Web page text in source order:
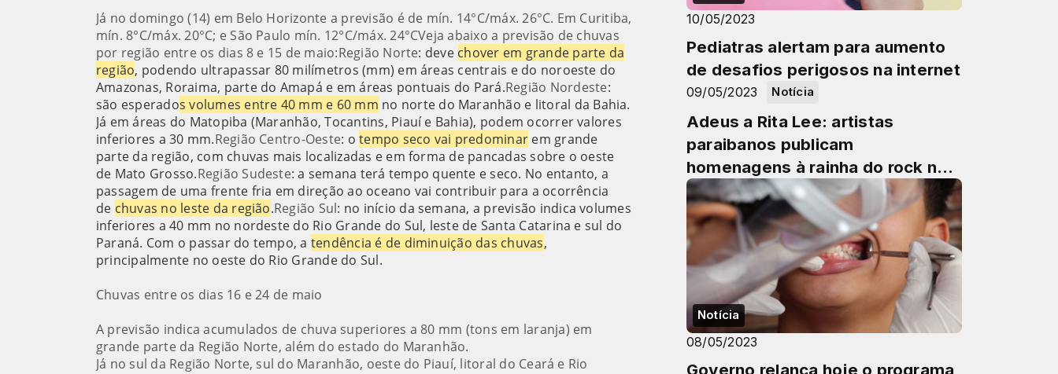
Já no domingo (14) em Belo Horizonte a previsão é de mín. 14°C/máx. 26°C. Em Curitiba,
mín. 8°C/máx. 20°C; e São Paulo mín. 12°C/máx. 24°CVeja abaixo a previsão de chuvas
por região entre os dias 8 e 15 de maio:Região Norte: deve chover em grande parte da
região, podendo ultrapassar 80 milímetros (mm) em áreas centrais e do noroeste do
Amazonas, Roraima, parte do Amapá e em áreas pontuais do Pará.Região Nordeste:
são esperados volumes entre 40 mm e 60 mm no norte do Maranhão e litoral da Bahia.
Já em áreas do Matopiba (Maranhão, Tocantins, Piauí e Bahia), podem ocorrer valores
inferiores a 30 mm.Região Centro-Oeste: o tempo seco vai predominar em grande
parte da região, com chuvas mais localizadas e em forma de pancadas sobre o oeste
de Mato Grosso.Região Sudeste: a semana terá tempo quente e seco. No entanto, a
passagem de uma frente fria em direção ao oceano vai contribuir para a ocorrência
de chuvas no leste da região.Região Sul: no início da semana, a previsão indica volumes
inferiores a 40 mm no nordeste do Rio Grande do Sul, leste de Santa Catarina e sul do
Paraná. Com o passar do tempo, a tendência é de diminuição das chuvas,
principalmente no oeste do Rio Grande do Sul.
Chuvas entre os dias 16 e 24 de maio
A previsão indica acumulados de chuva superiores a 80 mm (tons em laranja) em
grande parte da Região Norte, além do estado do Maranhão.
Já no sul da Região Norte, sul do Maranhão, oeste do Piauí, litoral do Ceará e Rio
10/05/2023
Pediatras alertam para aumento
de desafios perigosos na internet
Notícia
09/05/2023
Adeus a Rita Lee: artistas
paraibanos publicam
homenagens à rainha do rock nas
redes sociais
Notícia
08/05/2023
Governo relança hoje o programa